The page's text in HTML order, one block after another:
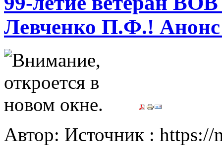
Левченко П.Ф.!
Автор: Источник : https://